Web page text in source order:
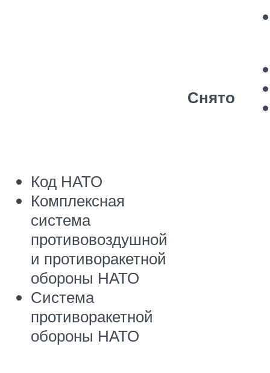
Снято
Код НАТО
Комплексная
система
противовоздушной
и противоракетной
обороны НАТО
Система
противоракетной
обороны НАТО